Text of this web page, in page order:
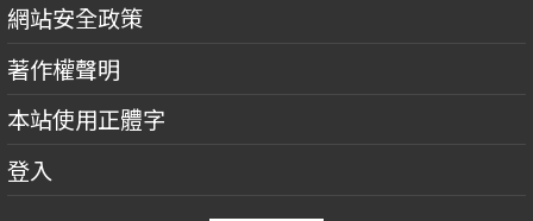
網站安全政策
著作權聲明
本站使用正體字
登入